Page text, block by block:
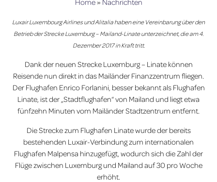
Home» Nachrichten
Luxair Luxembourg Airlines und Alitalia haben eine Vereinbarung über den
Betrieb der Strecke Luxemburg – Mailand-Linate unterzeichnet, die am 4.
Dezember 2017 in Kraft tritt.
Dank der neuen Strecke Luxemburg – Linate können
Reisende nun direkt in das Mailänder Finanzzentrum fliegen.
Der Flughafen Enrico Forlanini, besser bekannt als Flughafen
Linate, ist der „Stadtflughafen“ von Mailand und liegt etwa
fünfzehn Minuten vom Mailänder Stadtzentrum entfernt.
Die Strecke zum Flughafen Linate wurde der bereits
bestehenden Luxair-Verbindung zum internationalen
Flughafen Malpensa hinzugefügt, wodurch sich die Zahl der
Flüge zwischen Luxemburg und Mailand auf 30 pro Woche
erhöht.